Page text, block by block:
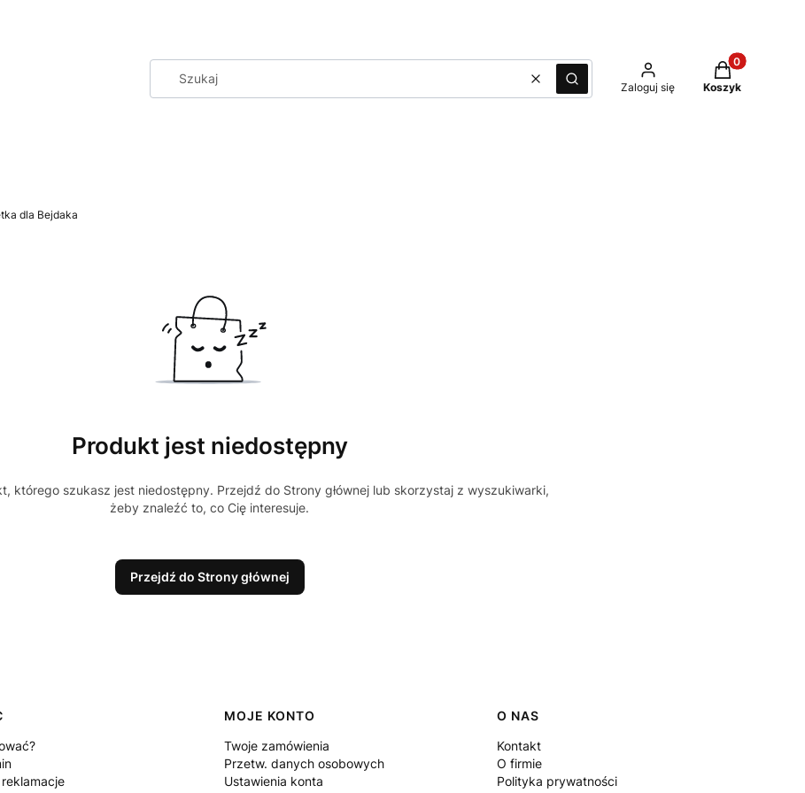
WyczyśćSzukaj Zaloguj się
Produkty w
Koszyk
dla Bejdaka
Produkt jest niedostępny
którego szukasz jest niedostępny. Przejdź do Strony głównej lub skorzystaj z wyszukiwarki,
żeby znaleźć to, co Cię interesuje.
Przejdź do Strony głównej
MOJE KONTO
Twoje zamówienia
Przetw. danych osobowych
Ustawienia konta
O NAS
Kontakt
O firmie
Polityka prywatności